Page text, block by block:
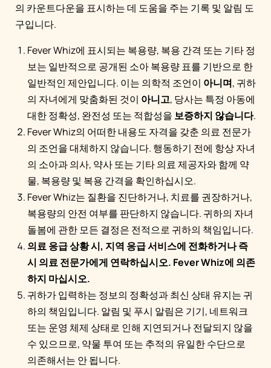
의 카운트다운을 표시하는 데 도움을 주는 기록 및 알림 도
구입니다.
Fever Whiz에 표시되는 복용량, 복용 간격 또는 기타 정
보는 일반적으로 공개된 소아 복용량 표를 기반으로 한
일반적인 제안입니다. 이는 의학적 조언이 아니며, 귀하
의 자녀에게 맞춤화된 것이 아니고, 당사는 특정 아동에
대한 정확성, 완전성 또는 적합성을 보증하지 않습니다.
Fever Whiz의 어떠한 내용도 자격을 갖춘 의료 전문가
의 조언을 대체하지 않습니다. 행동하기 전에 항상 자녀
의 소아과 의사, 약사 또는 기타 의료 제공자와 함께 약
물, 복용량 및 복용 간격을 확인하십시오.
Fever Whiz는 질환을 진단하거나, 치료를 권장하거나,
복용량의 안전 여부를 판단하지 않습니다. 귀하의 자녀
돌봄에 관한 모든 결정은 전적으로 귀하의 책임입니다.
의료 응급 상황 시, 지역 응급 서비스에 전화하거나 즉
시 의료 전문가에게 연락하십시오. Fever Whiz에 의존
하지 마십시오.
귀하가 입력하는 정보의 정확성과 최신 상태 유지는 귀
하의 책임입니다. 알림 및 푸시 알림은 기기, 네트워크
또는 운영 체제 상태로 인해 지연되거나 전달되지 않을
수 있으므로, 약물 투여 또는 추적의 유일한 수단으로
의존해서는 안 됩니다.